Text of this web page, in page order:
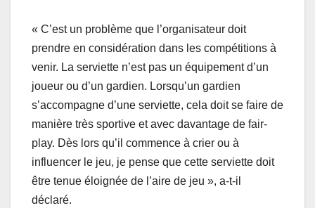
« C’est un problème que l’organisateur doit
prendre en considération dans les compétitions à
venir. La serviette n’est pas un équipement d’un
joueur ou d’un gardien. Lorsqu’un gardien
s’accompagne d’une serviette, cela doit se faire de
manière très sportive et avec davantage de fair-
play. Dès lors qu’il commence à crier ou à
influencer le jeu, je pense que cette serviette doit
être tenue éloignée de l’aire de jeu », a-t-il
déclaré.